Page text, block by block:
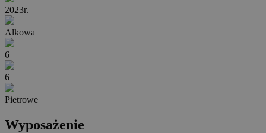
2023r.
Alkowa
6
6
Pietrowe
Wyposażenie